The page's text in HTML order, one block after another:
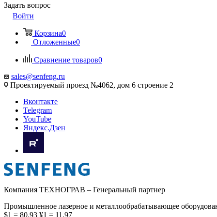
Задать вопрос
Войти
Корзина0
Отложенные0
Сравнение товаров0
sales@senfeng.ru
Проектируемый проезд №4062, дом 6 строение 2
Вконтакте
Telegram
YouTube
Яндекс.Дзен
Компания ТЕХНОГРАВ – Генеральный партнер
Промышленное лазерное и металлообрабатывающее
$1 = 80.93 ¥1 = 11.97